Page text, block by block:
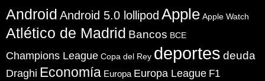
Android Android 5.0 lollipod Apple Apple Watch
Atlético de Madrid Bancos BCE
Champions League Copa del Rey deportes deuda
Draghi Economía Europa Europa League F1